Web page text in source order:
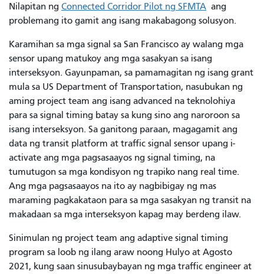
Nilapitan ng Connected Corridor Pilot ng SFMTA ang
problemang ito gamit ang isang makabagong solusyon.
Karamihan sa mga signal sa San Francisco ay walang mga
sensor upang matukoy ang mga sasakyan sa isang
interseksyon. Gayunpaman, sa pamamagitan ng isang grant
mula sa US Department of Transportation, nasubukan ng
aming project team ang isang advanced na teknolohiya
para sa signal timing batay sa kung sino ang naroroon sa
isang interseksyon. Sa ganitong paraan, magagamit ang
data ng transit platform at traffic signal sensor upang i-
activate ang mga pagsasaayos ng signal timing, na
tumutugon sa mga kondisyon ng trapiko nang real time.
Ang mga pagsasaayos na ito ay nagbibigay ng mas
maraming pagkakataon para sa mga sasakyan ng transit na
makadaan sa mga interseksyon kapag may berdeng ilaw.
Sinimulan ng project team ang adaptive signal timing
program sa loob ng ilang araw noong Hulyo at Agosto
2021, kung saan sinusubaybayan ng mga traffic engineer at